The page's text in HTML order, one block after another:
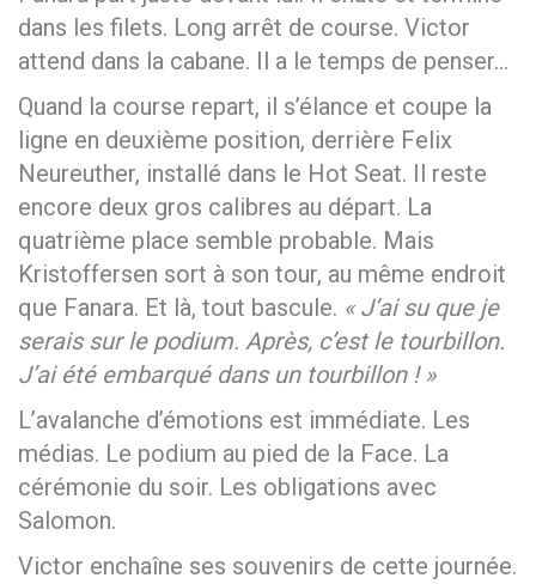
dans les filets. Long arrêt de course. Victor
attend dans la cabane. Il a le temps de penser…
Quand la course repart, il s’élance et coupe la
ligne en deuxième position, derrière Felix
Neureuther, installé dans le Hot Seat. Il reste
encore deux gros calibres au départ. La
quatrième place semble probable. Mais
Kristoffersen sort à son tour, au même endroit
que Fanara. Et là, tout bascule. « J’ai su que je
serais sur le podium. Après, c’est le tourbillon.
J’ai été embarqué dans un tourbillon ! »
L’avalanche d’émotions est immédiate. Les
médias. Le podium au pied de la Face. La
cérémonie du soir. Les obligations avec
Salomon.
Victor enchaîne ses souvenirs de cette journée.